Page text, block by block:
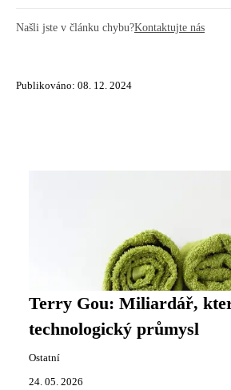
Našli jste v článku chybu?Kontaktujte nás
Publikováno: 08. 12. 2024
Terry Gou: Miliardář,
technologický průmysl
Ostatní
24. 05. 2026